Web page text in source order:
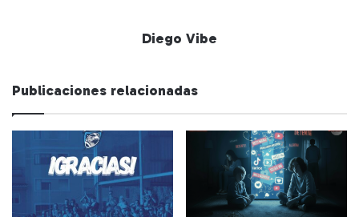
Diego Vibe
Publicaciones relacionadas